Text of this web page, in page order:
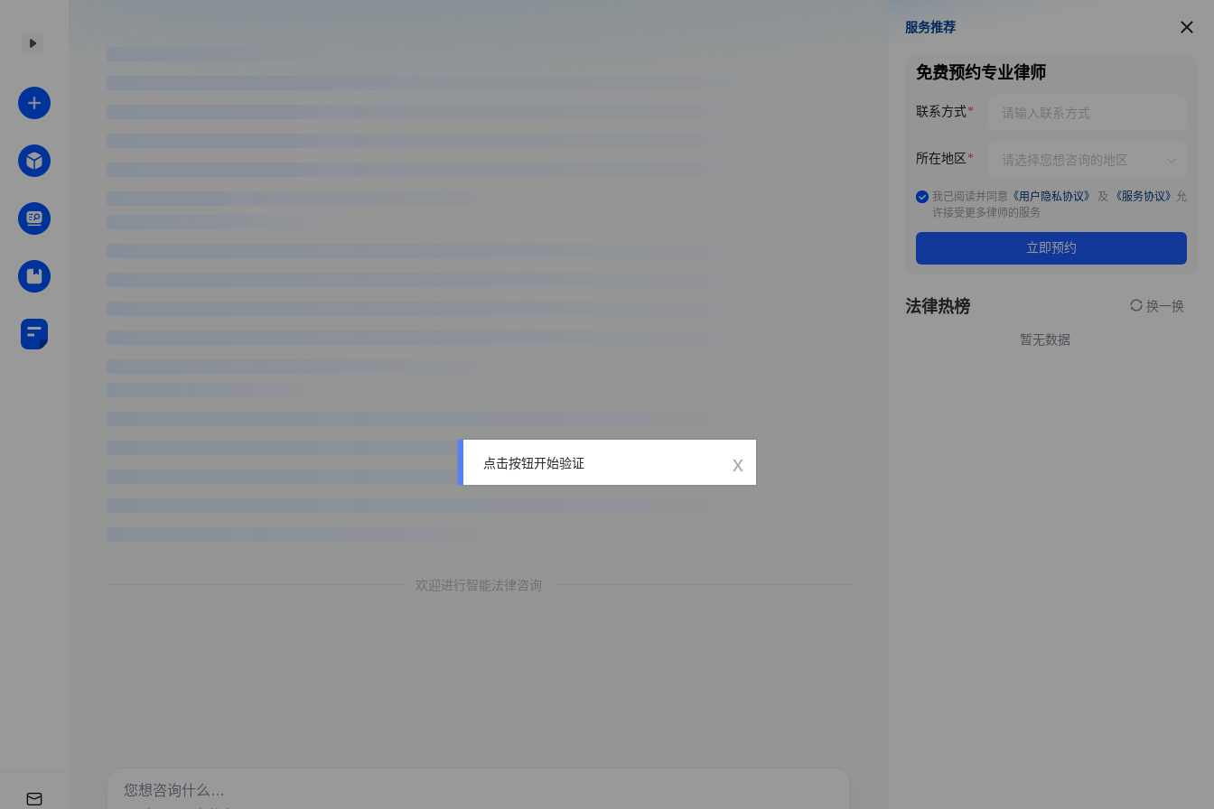
欢迎进行智能法律咨询
服务推荐
服务推荐
免费预约专业律师
联系方式
所在地区
我已阅读并同意 《用户隐私协议》 及 《服务协议》 允
许接受更多律师的服务
立即预约
法律热榜 换一换
暂无数据
点击按钮开始验证 x